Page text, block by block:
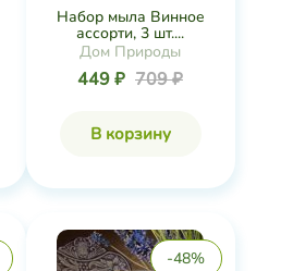
Набор мыла Винное
ассорти, 3 шт....
Дом Природы
449 ₽ 709 ₽
В корзину
-48%